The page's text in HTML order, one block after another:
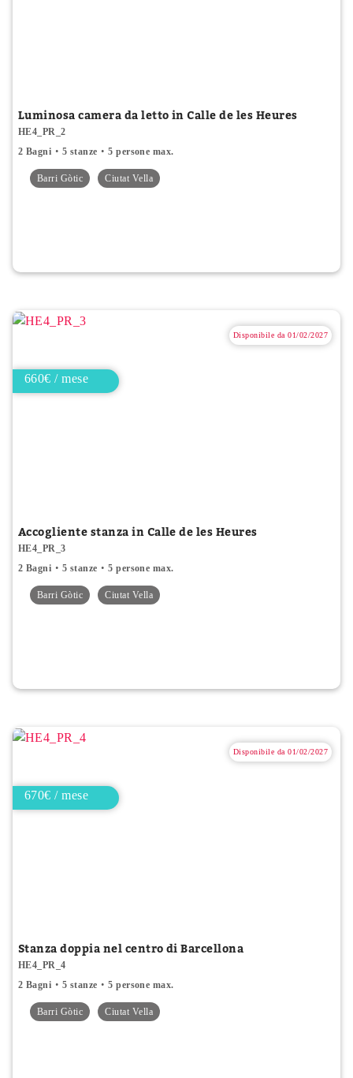
Luminosa camera da letto in Calle de les Heures
HE4_PR_2
2 Bagni
5 stanze 5 persone max.
Barri Gòtic Ciutat Vella
Disponibile da 01/02/2027
660€ / mese
Accogliente stanza in Calle de les Heures
HE4_PR_3
2 Bagni
5 stanze 5 persone max.
Barri Gòtic Ciutat Vella
Disponibile da 01/02/2027
670€ / mese
Stanza doppia nel centro di Barcellona
HE4_PR_4
2 Bagni
5 stanze 5 persone max.
Barri Gòtic Ciutat Vella